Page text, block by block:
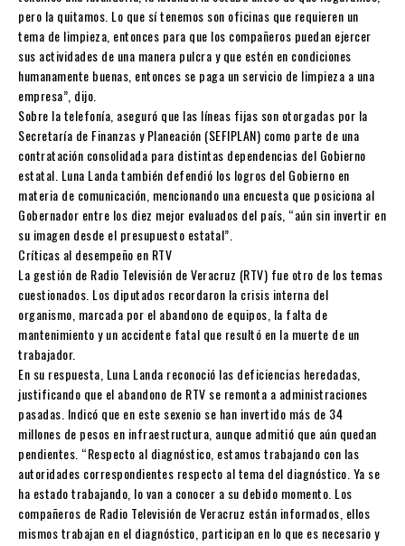
pero la quitamos. Lo que sí tenemos son oficinas que requieren un
tema de limpieza, entonces para que los compañeros puedan ejercer
sus actividades de una manera pulcra y que estén en condiciones
humanamente buenas, entonces se paga un servicio de limpieza a una
empresa”, dijo.
Sobre la telefonía, aseguró que las líneas fijas son otorgadas por la
Secretaría de Finanzas y Planeación (SEFIPLAN) como parte de una
contratación consolidada para distintas dependencias del Gobierno
estatal. Luna Landa también defendió los logros del Gobierno en
materia de comunicación, mencionando una encuesta que posiciona al
Gobernador entre los diez mejor evaluados del país, “aún sin invertir en
su imagen desde el presupuesto estatal”.
Críticas al desempeño en RTV
La gestión de Radio Televisión de Veracruz (RTV) fue otro de los temas
cuestionados. Los diputados recordaron la crisis interna del
organismo, marcada por el abandono de equipos, la falta de
mantenimiento y un accidente fatal que resultó en la muerte de un
trabajador.
En su respuesta, Luna Landa reconoció las deficiencias heredadas,
justificando que el abandono de RTV se remonta a administraciones
pasadas. Indicó que en este sexenio se han invertido más de 34
millones de pesos en infraestructura, aunque admitió que aún quedan
pendientes. “Respecto al diagnóstico, estamos trabajando con las
autoridades correspondientes respecto al tema del diagnóstico. Ya se
ha estado trabajando, lo van a conocer a su debido momento. Los
compañeros de Radio Televisión de Veracruz están informados, ellos
mismos trabajan en el diagnóstico, participan en lo que es necesario y